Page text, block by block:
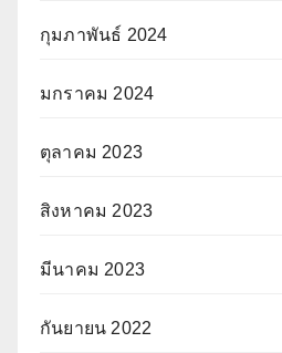
กุมภาพันธ์ 2024
มกราคม 2024
ตุลาคม 2023
สิงหาคม 2023
มีนาคม 2023
กันยายน 2022